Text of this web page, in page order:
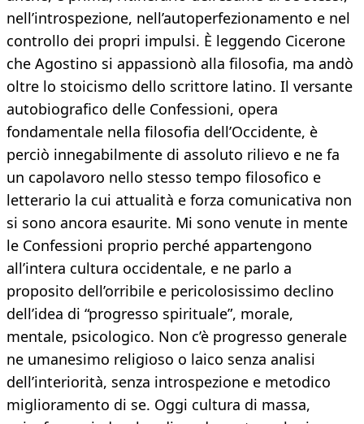
nell’introspezione, nell’autoperfezionamento e nel
controllo dei propri impulsi. È leggendo Cicerone
che Agostino si appassionò alla filosofia, ma andò
oltre lo stoicismo dello scrittore latino. Il versante
autobiografico delle Confessioni, opera
fondamentale nella filosofia dell’Occidente, è
perciò innegabilmente di assoluto rilievo e ne fa
un capolavoro nello stesso tempo filosofico e
letterario la cui attualità e forza comunicativa non
si sono ancora esaurite. Mi sono venute in mente
le Confessioni proprio perché appartengono
all’intera cultura occidentale, e ne parlo a
proposito dell’orribile e pericolosissimo declino
dell’idea di “progresso spirituale”, morale,
mentale, psicologico. Non c’è progresso generale
ne umanesimo religioso o laico senza analisi
dell’interiorità, senza introspezione e metodico
miglioramento di se. Oggi cultura di massa,